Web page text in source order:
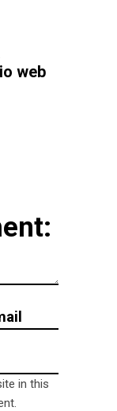
web
in this